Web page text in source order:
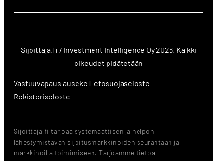
Sijoittaja.fi / Investment Intelligence Oy 2026. Kaikki
oikeudet pidätetään
VastuuvapauslausekeTietosuojaseloste
Rekisteriseloste
Sijoittaja.fi tarjoaa systemaattisen ja helpon
lähestymistavan sijoitusmarkkinoiden seurantaan ja
markkinoilla toimimiseen. Tarjoamme tietoa